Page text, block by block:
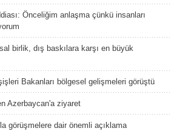
Önceliğim anlaşma çünkü insanları
birlik, dış baskılara karşı en büyük
Bakanları bölgesel gelişmeleri görüştü
Azerbaycan'a ziyaret
görüşmelere dair önemli açıklama